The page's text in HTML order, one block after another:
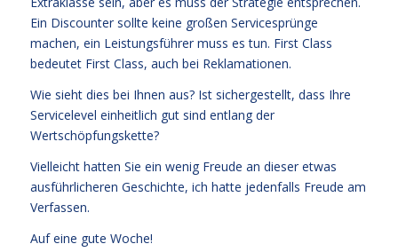
Ein Discounter sollte keine großen Servicesprünge
machen, ein Leistungsführer muss es tun. First Class
bedeutet First Class, auch bei Reklamationen.
Wie sieht dies bei Ihnen aus? Ist sichergestellt, dass Ihre
Servicelevel einheitlich gut sind entlang der
Wertschöpfungskette?
Vielleicht hatten Sie ein wenig Freude an dieser etwas
ausführlicheren Geschichte, ich hatte jedenfalls Freude am
Verfassen.
Auf eine gute Woche!